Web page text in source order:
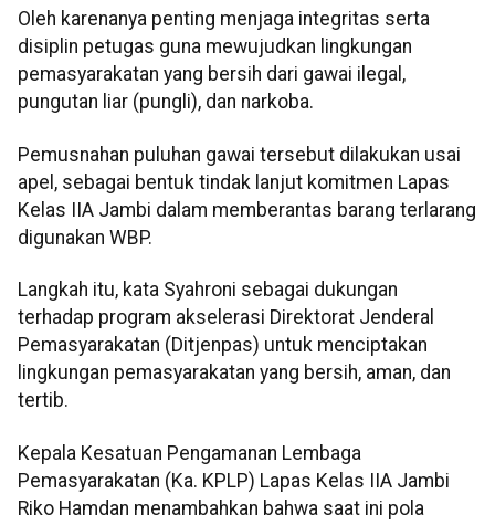
Oleh karenanya penting menjaga integritas serta
disiplin petugas guna mewujudkan lingkungan
pemasyarakatan yang bersih dari gawai ilegal,
pungutan liar (pungli), dan narkoba.
Pemusnahan puluhan gawai tersebut dilakukan usai
apel, sebagai bentuk tindak lanjut komitmen Lapas
Kelas IIA Jambi dalam memberantas barang terlarang
digunakan WBP.
Langkah itu, kata Syahroni sebagai dukungan
terhadap program akselerasi Direktorat Jenderal
Pemasyarakatan (Ditjenpas) untuk menciptakan
lingkungan pemasyarakatan yang bersih, aman, dan
tertib.
Kepala Kesatuan Pengamanan Lembaga
Pemasyarakatan (Ka. KPLP) Lapas Kelas IIA Jambi
Riko Hamdan menambahkan bahwa saat ini pola